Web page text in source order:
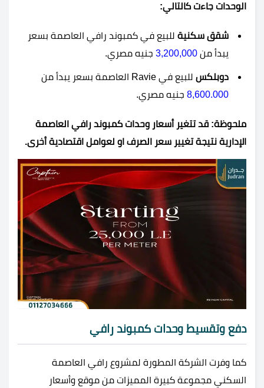
الوحدات جاءت كالتالي:
شقق سكنية للبيع في كمبوند رافي العاصمة بسعر
يبدأ من 3,200,000 جنيه مصري.
دوبلكس للبيع في Ravie العاصمة بسعر يبدأ من
8,600.000 جنيه مصري.
ملحوظة: قد تتغير أسعار وحدات كمبوند رافي العاصمة
الإدارية نتيجة تغيير سعر الصرف او لعوامل اقتصادية أخرى.
دفع وتقسيط وحدات كمبوند رافي
كما وفرت الشركة المطورة لمشروع رافي العاصمة
السكني مجموعة كبيرة المميزات من موقع وأسعار